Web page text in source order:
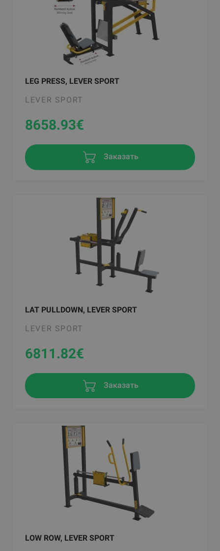
LEG PRESS, LEVER SPORT
LEVER SPORT
8658.93€
Заказать
LAT PULLDOWN, LEVER SPORT
LEVER SPORT
6811.82€
Заказать
LOW ROW, LEVER SPORT